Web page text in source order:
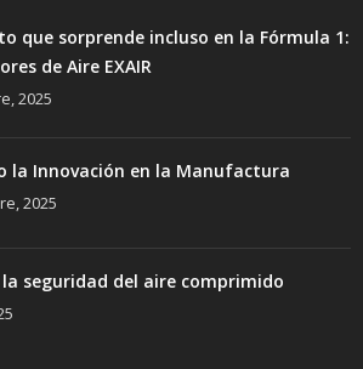
que sorprende incluso en la Fórmula 1:
de Aire EXAIR
2025
la Innovación en la Manufactura
2025
la seguridad del aire comprimido